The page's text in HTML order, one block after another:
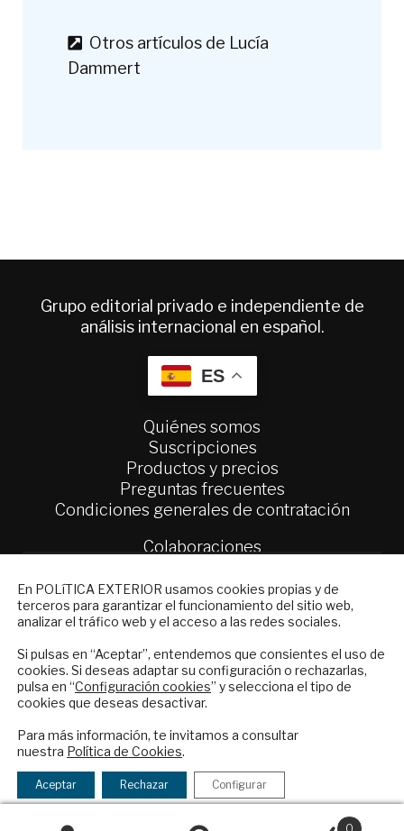
Otros artículos de Lucía
Dammert
Grupo editorial privado e independiente de
análisis internacional en español.
ES
Quiénes somos
Suscripciones
Productos y precios
Preguntas frecuentes
Condiciones generales de contratación
Colaboraciones
Contacto
Política Exterior
Informe Semanal de Política Exterior
Afkar/Ideas
© 2026 - Fundación Análisis de Política
Legal|Política de Privacidad y de Cookies
0
Financiado por el Programa KIT Digital. Plan de
En POLíTICA EXTERIOR usamos cookies propias y de
terceros para garantizar el funcionamiento del sitio web,
analizar el tráfico web y el acceso a las redes sociales.
Si pulsas en “Aceptar”, entendemos que consientes el uso de
cookies. Si deseas adaptar su configuración o rechazarlas,
pulsa en “Configuración cookies” y selecciona el tipo de
cookies que deseas desactivar.
Para más información, te invitamos a consultar
nuestra Política de Cookies.
Aceptar Rechazar Configurar
NEWSLETTER
Suscríbase a nuestro boletín electrónico y
reciba en su correo el mejor análisis
internacional en español.
Checkbox
acepto
la
política
política de privacidad